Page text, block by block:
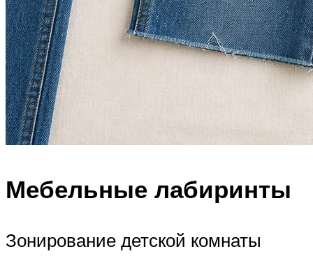
Мебельные лабиринты
Зонирование детской комнаты